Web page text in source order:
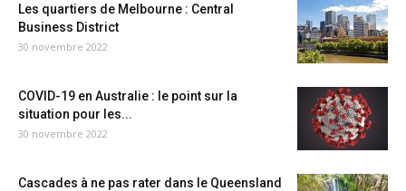
Les quartiers de Melbourne : Central
Business District
30 novembre 2022
COVID-19 en Australie : le point sur la
situation pour les...
30 novembre 2022
Cascades à ne pas rater dans le Queensland